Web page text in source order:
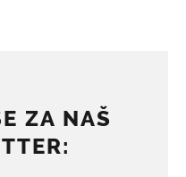
ZA NAŠ